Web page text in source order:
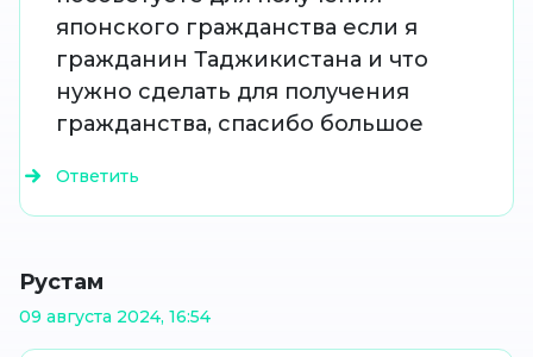
японского гражданства если я
гражданин Таджикистана и что
нужно сделать для получения
гражданства, спасибо большое
Ответить
Рустам
09 августа 2024, 16:54